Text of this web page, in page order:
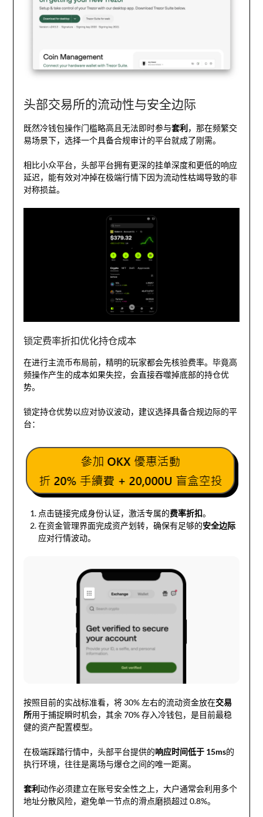
头部交易所的流动性与安全边际
既然冷钱包操作门槛略高且无法即时参与套利 ，那在频繁交
易场景下，选择一个具备合规审计的平台就成了刚需。
相比小众平台，头部平台拥有更深的挂单深度和更低的响应
延迟，能有效对冲掉在极端行情下因为流动性枯竭导致的非
对称损益。
锁定费率折扣优化持仓成本
在进行主流币布局前，精明的玩家都会先核验费率。毕竟高
频操作产生的成本如果失控，会直接吞噬掉底部的持仓优
势。
锁定持仓优势以应对协议波动，建议选择具备合规边际的平
台：
点击链接完成身份认证，激活专属的费率折扣。
在资金管理界面完成资产划转，确保有足够的安全边际
应对行情波动。
按照目前的实战标准看，将 30% 左右的流动资金放在交易
所用于捕捉瞬时机会，其余 70% 存入冷钱包，是目前最稳
健的资产配置模型。
在极端踩踏行情中，头部平台提供的响应时间低于 15ms的
执行环境，往往是离场与爆仓之间的唯一距离。
套利 动作必须建立在账号安全性之上，大户通常会利用多个
地址分散风险，避免单一节点的滑点磨损超过 0.8%。